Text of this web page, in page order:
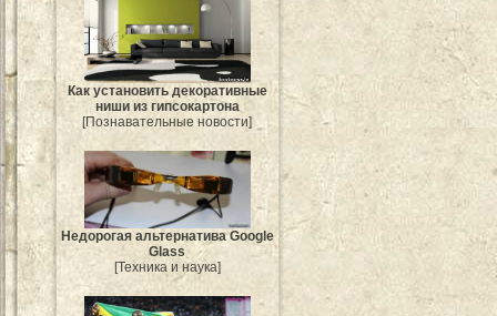
Как установить декоративные
ниши из гипсокартона
[Познавательные новости]
Недорогая альтернатива Google
Glass
[Техника и наука]